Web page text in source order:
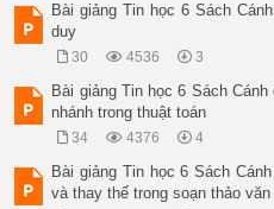
Bài giảng Tin học 6 Sách
duy
30 4536 3
Bài giảng Tin học 6 Sách
nhánh trong thuật toán
34 4376 4
Bài giảng Tin học 6 Sách
và thay thế trong soạn thảo văn